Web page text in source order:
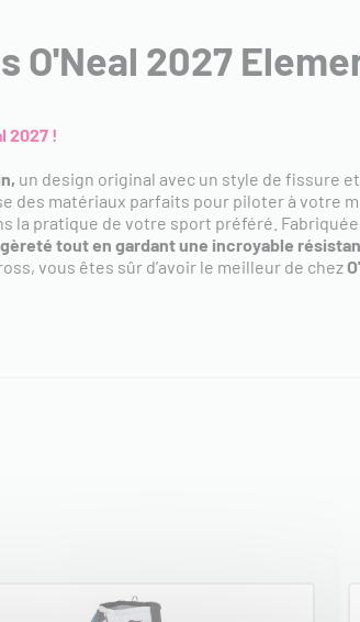
O'Neal 2027
2027 !
, un design original avec un style de fissure
des matériaux parfaits pour piloter à votre
la pratique de votre sport préféré.
tout en gardant une incroyable
vous êtes sûr d’avoir le meilleur de chez